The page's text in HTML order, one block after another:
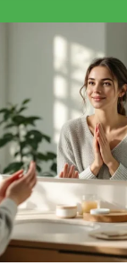
QUE
RÉVÈLENT
VRAIMENT
UTILISATEURS
INSATISFAITS ?